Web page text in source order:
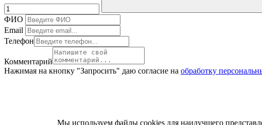
ФИО
Email
Телефон
Комментарий
Нажимая на кнопку "Запросить" даю согласие на обработку
Мы используем файлы cookies для наилучшего